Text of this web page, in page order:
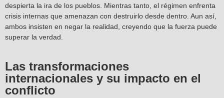
despierta la ira de los pueblos. Mientras tanto, el régimen enfrenta
crisis internas que amenazan con destruirlo desde dentro. Aun así,
ambos insisten en negar la realidad, creyendo que la fuerza puede
superar la verdad.
Las transformaciones
internacionales y su impacto en el
conflicto